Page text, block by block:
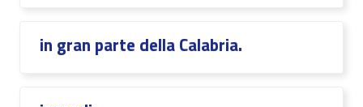
in gran parte della Calabria.